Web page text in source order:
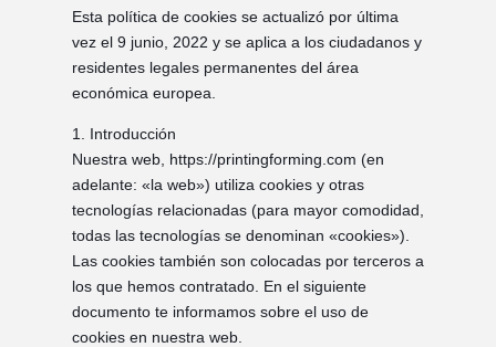
Esta política de cookies se actualizó por última
vez el 9 junio, 2022 y se aplica a los ciudadanos y
residentes legales permanentes del área
económica europea.
1. Introducción
Nuestra web, https://printingforming.com (en
adelante: «la web») utiliza cookies y otras
tecnologías relacionadas (para mayor comodidad,
todas las tecnologías se denominan «cookies»).
Las cookies también son colocadas por terceros a
los que hemos contratado. En el siguiente
documento te informamos sobre el uso de
cookies en nuestra web.